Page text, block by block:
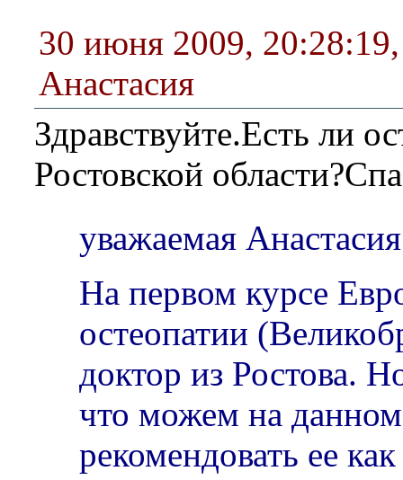
30 июня 2009, 20:28:19
Анастасия
Здравствуйте.Есть ли
Ростовской
уважаемая Анастасия
На первом курсе
остеопатии
доктор из Ростова.
что можем на данном
рекомендовать ее